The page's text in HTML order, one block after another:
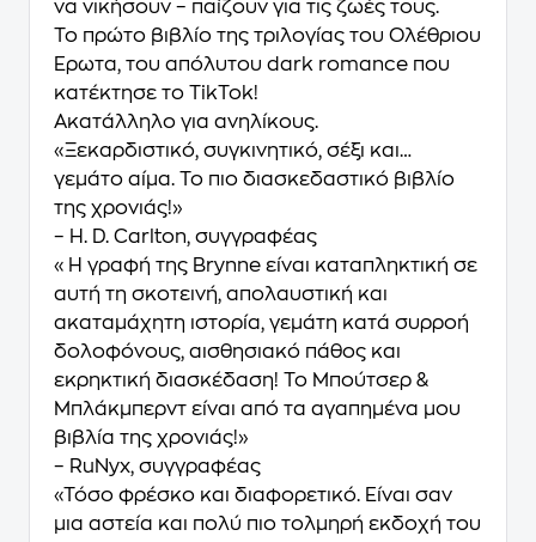
να νικήσουν – παίζουν για τις ζωές τους.
Το πρώτο βιβλίο της τριλογίας του Ολέθριου
Έρωτα, του απόλυτου dark romance που
κατέκτησε το TikTok!
Ακατάλληλο για ανηλίκους.
«Ξεκαρδιστικό, συγκινητικό, σέξι και…
γεμάτο αίμα. Το πιο διασκεδαστικό βιβλίο
της χρονιάς!»
– H. D. Carlton, συγγραφέας
«Η γραφή της Brynne είναι καταπληκτική σε
αυτή τη σκοτεινή, απολαυστική και
ακαταμάχητη ιστορία, γεμάτη κατά συρροή
δολοφόνους, αισθησιακό πάθος και
εκρηκτική διασκέδαση! Το Μπούτσερ &
Μπλάκμπερντ είναι από τα αγαπημένα μου
βιβλία της χρονιάς!»
– RuNyx, συγγραφέας
«Τόσο φρέσκο και διαφορετικό. Είναι σαν
μια αστεία και πολύ πιο τολμηρή εκδοχή του